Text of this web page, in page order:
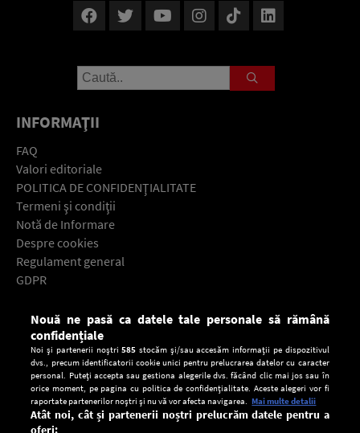
INFORMAŢII
FAQ
Valori editoriale
POLITICA DE CONFIDENŢIALITATE
Termeni şi condiţii
Notă de Informare
Despre cookies
Regulament general
GDPR
Descarcă gratuit aplicaţia Europa FM pentru smartphone:
Nouă ne pasă ca datele tale personale să rămână
confidențiale
Noi și partenerii noștri585 stocăm și/sau accesăm informații pe dispozitivul
dvs., precum identificatorii cookie unici pentru prelucrarea datelor cu caracter
personal. Puteți accepta sau gestiona alegerile dvs. făcând clic mai jos sau în
orice moment, pe pagina cu politica de confidențialitate. Aceste alegeri vor fi
raportate partenerilor noștri și nu vă vor afecta navigarea. Mai multe detalii
Atât noi, cât și partenerii noștri prelucrăm datele pentru a
oferi: